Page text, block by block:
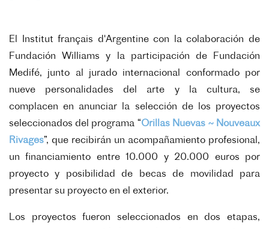
El Institut français d'Argentine con la colaboración de
Fundación Williams y la participación de Fundación
Medifé, junto al jurado internacional conformado por
nueve personalidades del arte y la cultura, se
complacen en anunciar la selección de los proyectos
seleccionados del programa “Orillas Nuevas ~ Nouveaux
Rivages”, que recibirán un acompañamiento profesional,
un financiamiento entre 10.000 y 20.000 euros por
proyecto y posibilidad de becas de movilidad para
presentar su proyecto en el exterior.
Los proyectos fueron seleccionados en dos etapas,